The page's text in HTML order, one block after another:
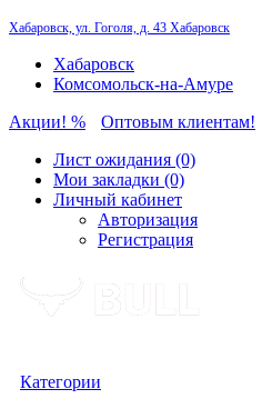
Хабаровск, ул. Гоголя, д. 43 Хабаровск
Хабаровск
Комсомольск-на-Амуре
Акции! %
Оптовым клиентам!
Лист ожидания (0)
Мои закладки (0)
Личный кабинет
Авторизация
Регистрация
Категории